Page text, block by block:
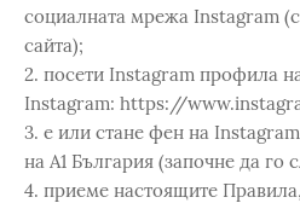
социалната мрежа Instagram
сайта);
2. посети Instagram профила
Instagram: https://
3. е или стане фен на
на А1 България (започне да го
4. приеме настоящите